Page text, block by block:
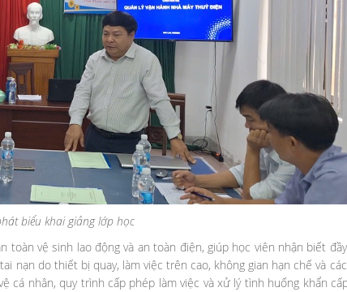
biểu khai giảng lớp học
vệ sinh lao động và an toàn điện, giúp học viên nhận biết
nạn do thiết bị quay, làm việc trên cao, không gian hạn chế và
nhân, quy trình cấp phép làm việc và xử lý tình huống khẩn